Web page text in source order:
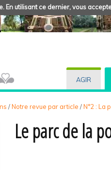
utilisant ce dernier, vous
AGIR
/Notre revue par article /N°2 : La
Le parc de la